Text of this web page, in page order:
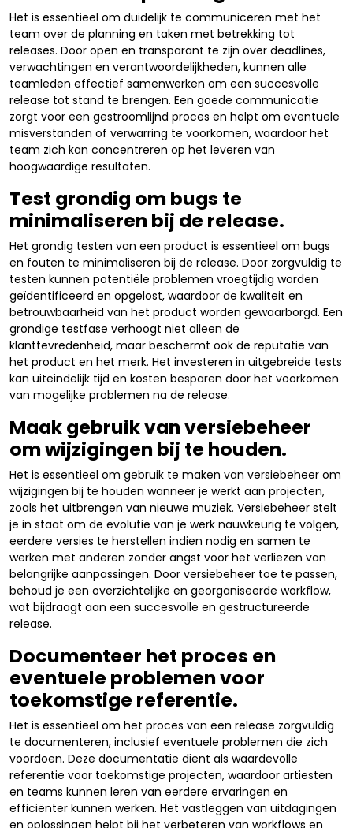
Het is essentieel om duidelijk te communiceren met het
team over de planning en taken met betrekking tot
releases. Door open en transparant te zijn over deadlines,
verwachtingen en verantwoordelijkheden, kunnen alle
teamleden effectief samenwerken om een succesvolle
release tot stand te brengen. Een goede communicatie
zorgt voor een gestroomlijnd proces en helpt om eventuele
misverstanden of verwarring te voorkomen, waardoor het
team zich kan concentreren op het leveren van
hoogwaardige resultaten.
Test grondig om bugs te
minimaliseren bij de release.
Het grondig testen van een product is essentieel om bugs
en fouten te minimaliseren bij de release. Door zorgvuldig te
testen kunnen potentiële problemen vroegtijdig worden
geïdentificeerd en opgelost, waardoor de kwaliteit en
betrouwbaarheid van het product worden gewaarborgd. Een
grondige testfase verhoogt niet alleen de
klanttevredenheid, maar beschermt ook de reputatie van
het product en het merk. Het investeren in uitgebreide tests
kan uiteindelijk tijd en kosten besparen door het voorkomen
van mogelijke problemen na de release.
Maak gebruik van versiebeheer
om wijzigingen bij te houden.
Het is essentieel om gebruik te maken van versiebeheer om
wijzigingen bij te houden wanneer je werkt aan projecten,
zoals het uitbrengen van nieuwe muziek. Versiebeheer stelt
je in staat om de evolutie van je werk nauwkeurig te volgen,
eerdere versies te herstellen indien nodig en samen te
werken met anderen zonder angst voor het verliezen van
belangrijke aanpassingen. Door versiebeheer toe te passen,
behoud je een overzichtelijke en georganiseerde workflow,
wat bijdraagt aan een succesvolle en gestructureerde
release.
Documenteer het proces en
eventuele problemen voor
toekomstige referentie.
Het is essentieel om het proces van een release zorgvuldig
te documenteren, inclusief eventuele problemen die zich
voordoen. Deze documentatie dient als waardevolle
referentie voor toekomstige projecten, waardoor artiesten
en teams kunnen leren van eerdere ervaringen en
efficiënter kunnen werken. Het vastleggen van uitdagingen
en oplossingen helpt bij het verbeteren van workflows en